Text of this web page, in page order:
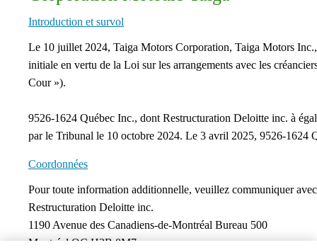
Introduction et survol
​​​​​​​​​​​​​Le 10 juillet 2024, Taiga Motors Corporation, Taiga Motors
initiale en vertu de la Loi sur les arrangements avec les
Cour »). ​
9526-1624 Québec Inc., dont Restructuration Deloitte inc. à
par le Tribunal le 10 octobre 2024. Le 3 avril 2025, 9526-1624
Coordonnées
​Pour toute information additionnelle, veuillez communiquer
Restructuration Deloitte inc.​
1190 Avenue des Canadiens-de-Montréal Bureau 500​
Montréal QC H3B 0M7​